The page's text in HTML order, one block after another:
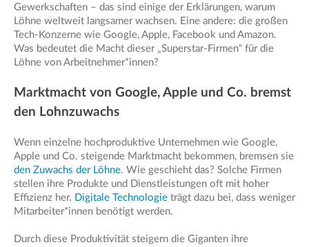
Gewerkschaften – das sind einige der Erklärungen, warum
Löhne weltweit langsamer wachsen. Eine andere: die großen
Tech-Konzerne wie Google, Apple, Facebook und Amazon.
Was bedeutet die Macht dieser „Superstar-Firmen“ für die
Löhne von Arbeitnehmer*innen?
Marktmacht von Google, Apple und Co. bremst
den Lohnzuwachs
Wenn einzelne hochproduktive Unternehmen wie Google,
Apple und Co. steigende Marktmacht bekommen, bremsen sie
den Zuwachs der Löhne. Wie geschieht das? Solche Firmen
stellen ihre Produkte und Dienstleistungen oft mit hoher
Effizienz her. Digitale Technologie trägt dazu bei, dass weniger
Mitarbeiter*innen benötigt werden.
Durch diese Produktivität steigern die Giganten ihre